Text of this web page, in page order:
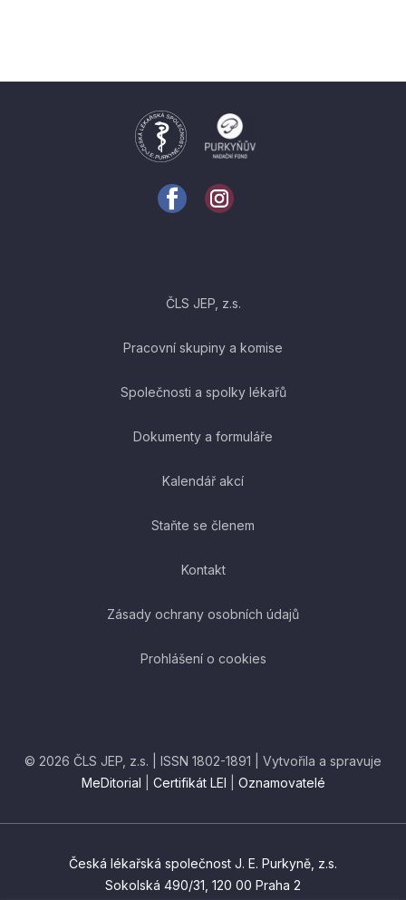
ČLS JEP, z.s.
Pracovní skupiny a komise
Společnosti a spolky lékařů
Dokumenty a formuláře
Kalendář akcí
Staňte se členem
Kontakt
Zásady ochrany osobních údajů
Prohlášení o cookies
© 2026 ČLS JEP, z.s. | ISSN 1802-1891 | Vytvořila a spravuje
MeDitorial
Certifikát LEI Oznamovatelé
Česká lékařská společnost J. E. Purkyně, z.s.
Sokolská 490/31, 120 00 Praha 2